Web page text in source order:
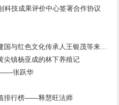
科技成果评价中心签署合作协议
红色文化传承人王银茂等来登仙桥
镇杨亚成的林下养殖记
——张跃华
排行榜——释慧旺法师